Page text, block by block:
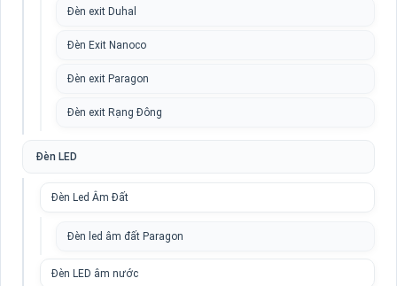
Đèn exit Duhal
Đèn Exit Nanoco
Đèn exit Paragon
Đèn exit Rạng Đông
Đèn LED
Đèn Led Âm Đất
Đèn led âm đất Paragon
Đèn LED âm nước